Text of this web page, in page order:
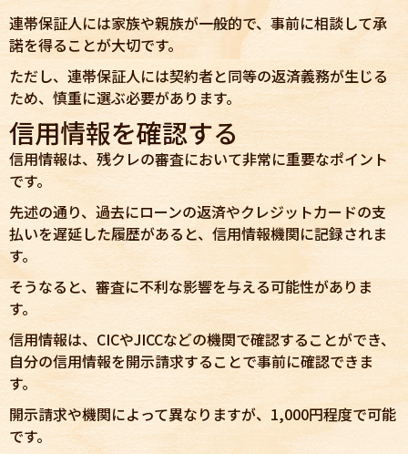
連帯保証人には家族や親族が一般的で、事前に相談して承
諾を得ることが大切です。
ただし、連帯保証人には契約者と同等の返済義務が生じる
ため、慎重に選ぶ必要があります。
信用情報を確認する
信用情報は、残クレの審査において非常に重要なポイント
です。
先述の通り、過去にローンの返済やクレジットカードの支
払いを遅延した履歴があると、信用情報機関に記録されま
す。
そうなると、審査に不利な影響を与える可能性がありま
す。
信用情報は、CICやJICCなどの機関で確認することができ、
自分の信用情報を開示請求することで事前に確認できま
す。
開示請求や機関によって異なりますが、1,000円程度で可能
です。